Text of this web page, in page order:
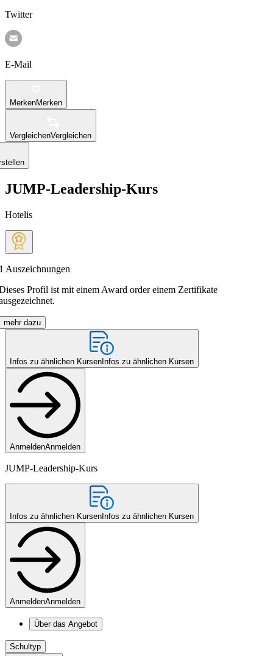
Twitter
E-Mail
MerkenMerken
VergleichenVergleichen
JUMP-Leadership-Kurs
Hotelis
Auszeichnungen
Profil ist mit einem Award order einem Zertifikate
mehr dazu
Infos zu ähnlichen Kursen Infos zu ähnlichen Kursen
AnmeldenAnmelden
JUMP-Leadership-Kurs
Infos zu ähnlichen Kursen Infos zu ähnlichen Kursen
AnmeldenAnmelden
Über das Angebot
Schultyp